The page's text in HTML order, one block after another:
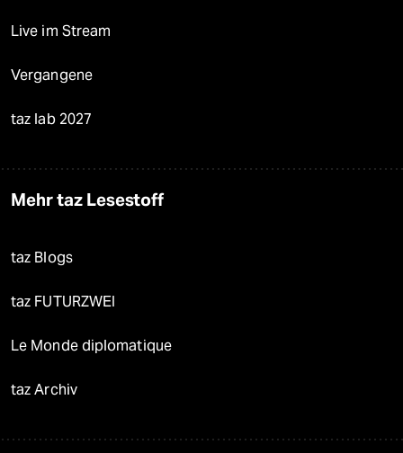
Live im Stream
Vergangene
taz lab 2027
Mehr taz Lesestoff
taz Blogs
taz FUTURZWEI
Le Monde diplomatique
taz Archiv